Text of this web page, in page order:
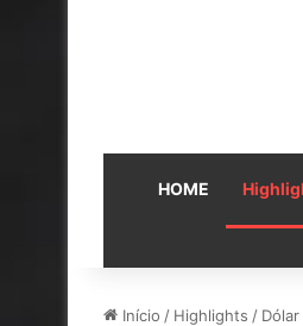
HOME
Início / Highlights /